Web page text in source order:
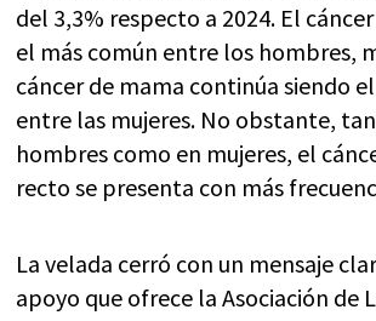
del 3,3% respecto a 2024. El
el más común entre los hombres,
cáncer de mama continúa siendo
entre las mujeres. No obstante,
hombres como en mujeres, el
recto se presenta con más
La velada cerró con un mensaje
apoyo que ofrece la Asociación de